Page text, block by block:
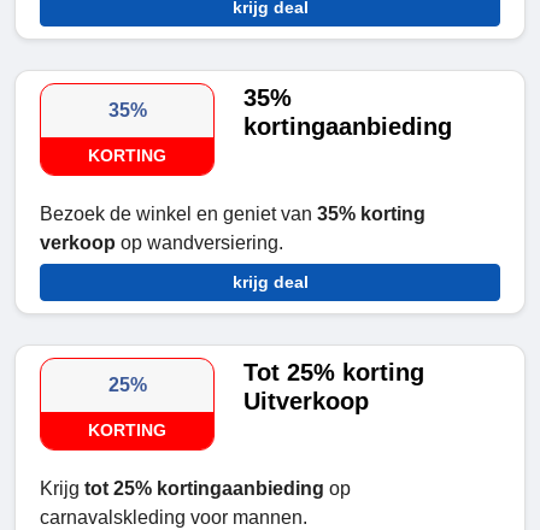
krijg deal
35%
KORTING
35%
kortingaanbieding
Bezoek de winkel en geniet van 35% korting
verkoop op wandversiering.
krijg deal
25%
KORTING
Tot 25% korting
Uitverkoop
Krijg tot 25% kortingaanbieding op
carnavalskleding voor mannen.